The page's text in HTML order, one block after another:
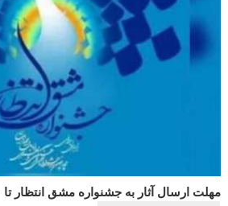
مهلت ارسال آثار به جشنواره مشق انتظار تا ۳۰ دی تمدید گردید